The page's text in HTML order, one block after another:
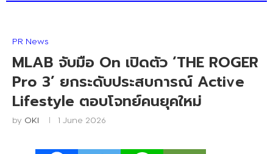
PR News
MLAB จับมือ On เปิดตัว ‘THE ROGER
Pro 3’ ยกระดับประสบการณ์ Active
Lifestyle ตอบโจทย์คนยุคใหม่
by OKI 1 June 2026